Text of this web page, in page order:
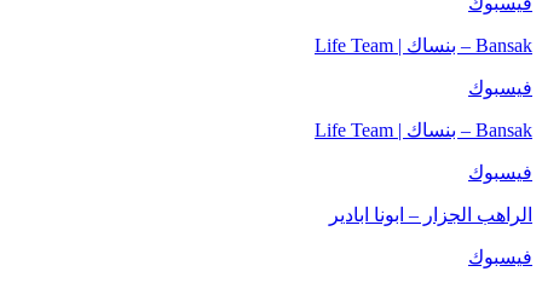
‎Bansak – بنساك | Life Team‎
فيسبوك
‎Bansak – بنساك | Life Team‎
فيسبوك
فيسبوك